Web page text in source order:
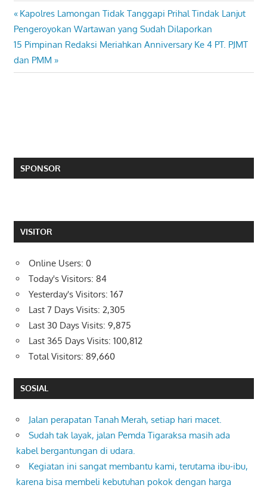
Post
navigation
Previous
Post:
Kapolres Lamongan Tidak Tanggapi Prihal Tindak Lanjut
Pengeroyokan Wartawan yang Sudah Dilaporkan
Next
Post:
15 Pimpinan Redaksi Meriahkan Anniversary Ke 4 PT. PJMT
dan PMM
SPONSOR
VISITOR
Online Users: 0
Today's Visitors: 84
Yesterday's Visitors: 167
Last 7 Days Visits: 2,305
Last 30 Days Visits: 9,875
Last 365 Days Visits: 100,812
Total Visitors: 89,660
SOSIAL
Jalan perapatan Tanah Merah, setiap hari macet.
Sudah tak layak, jalan Pemda Tigaraksa masih ada
kabel bergantungan di udara.
Kegiatan ini sangat membantu kami, terutama ibu-ibu,
karena bisa membeli kebutuhan pokok dengan harga